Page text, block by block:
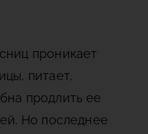
проникает
питает,
продлить ее
Но последнее